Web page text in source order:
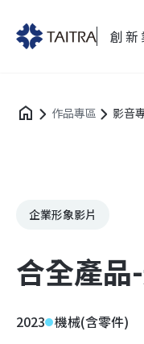
創新
作品專區 影音
企業形象影片
合全產品
2023 機械(含零件)